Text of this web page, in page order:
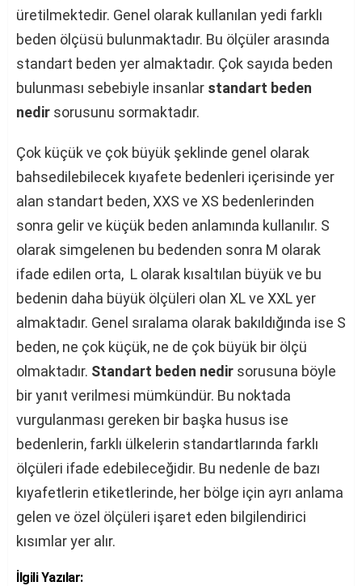
üretilmektedir. Genel olarak kullanılan yedi farklı
beden ölçüsü bulunmaktadır. Bu ölçüler arasında
standart beden yer almaktadır. Çok sayıda beden
bulunması sebebiyle insanlar standart beden
nedir sorusunu sormaktadır.
Çok küçük ve çok büyük şeklinde genel olarak
bahsedilebilecek kıyafete bedenleri içerisinde yer
alan standart beden, XXS ve XS bedenlerinden
sonra gelir ve küçük beden anlamında kullanılır. S
olarak simgelenen bu bedenden sonra M olarak
ifade edilen orta, L olarak kısaltılan büyük ve bu
bedenin daha büyük ölçüleri olan XL ve XXL yer
almaktadır. Genel sıralama olarak bakıldığında ise S
beden, ne çok küçük, ne de çok büyük bir ölçü
olmaktadır. Standart beden nedir sorusuna böyle
bir yanıt verilmesi mümkündür. Bu noktada
vurgulanması gereken bir başka husus ise
bedenlerin, farklı ülkelerin standartlarında farklı
ölçüleri ifade edebileceğidir. Bu nedenle de bazı
kıyafetlerin etiketlerinde, her bölge için ayrı anlama
gelen ve özel ölçüleri işaret eden bilgilendirici
kısımlar yer alır.
İlgili Yazılar: